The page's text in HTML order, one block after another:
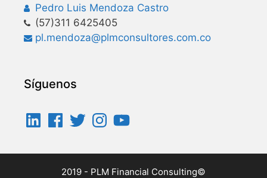
Pedro Luis Mendoza Castro
(57)311 6425405
pl.mendoza@plmconsultores.com.co
Síguenos
2019 - PLM Financial Consulting©